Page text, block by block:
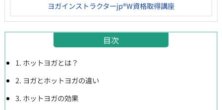
ヨガインストラクターjp®W資格取得講座
目次
1. ホットヨガとは？
2. ヨガとホットヨガの違い
3. ホットヨガの効果